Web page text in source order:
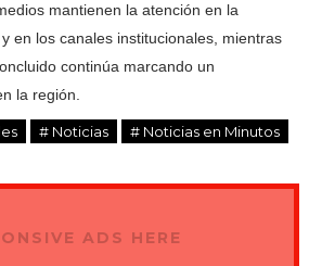
mantienen la atención en la
en los canales institucionales, mientras
continúa marcando un
la región.
# Noticias
# Noticias en Minutos
ADS HERE